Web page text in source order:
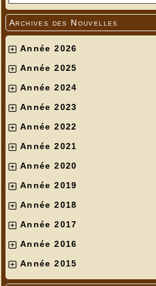
Archives des Nouvelles
Année 2026
Année 2025
Année 2024
Année 2023
Année 2022
Année 2021
Année 2020
Année 2019
Année 2018
Année 2017
Année 2016
Année 2015